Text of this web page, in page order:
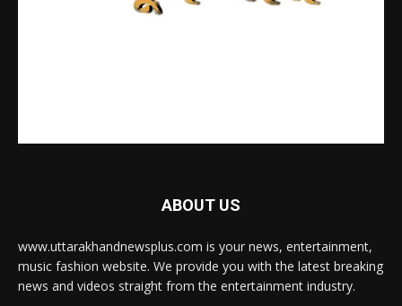
ABOUT US
www.uttarakhandnewsplus.com is your news, entertainment,
music fashion website. We provide you with the latest breaking
news and videos straight from the entertainment industry.